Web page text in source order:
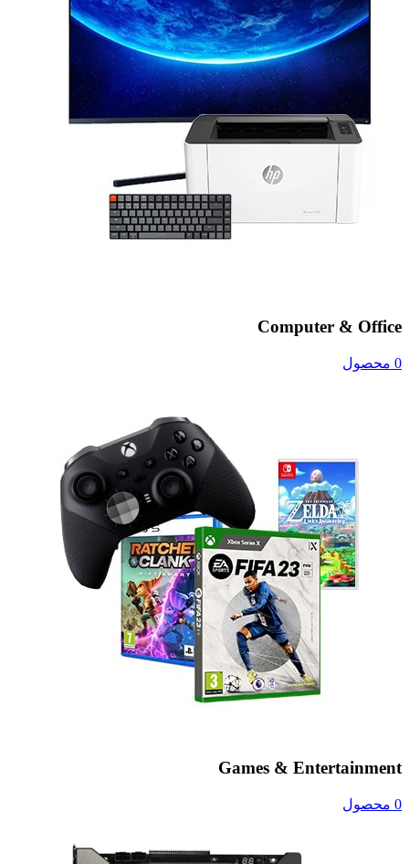
Computer & Office
0 محصول
Games & Entertainment
0 محصول